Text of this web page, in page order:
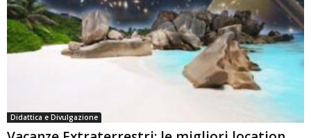
Didattica e Divulgazione